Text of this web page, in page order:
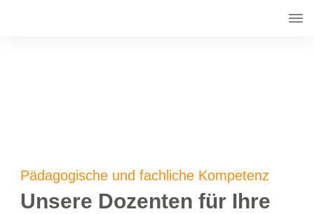
Pädagogische und fachliche Kompetenz
Unsere Dozenten für Ihre